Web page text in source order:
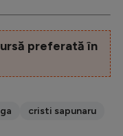
preferată în
cristi sapunaru